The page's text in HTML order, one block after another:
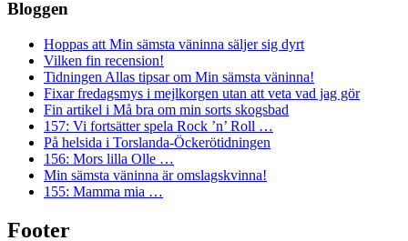
Bloggen
Hoppas att Min sämsta väninna säljer sig dyrt
Vilken fin recension!
Tidningen Allas tipsar om Min sämsta väninna!
Fixar fredagsmys i mejlkorgen utan att veta vad jag gör
Fin artikel i Må bra om min sorts skogsbad
157: Vi fortsätter spela Rock ’n’ Roll …
På helsida i Torslanda-Öckerötidningen
156: Mors lilla Olle …
Min sämsta väninna är omslagskvinna!
155: Mamma mia …
Footer